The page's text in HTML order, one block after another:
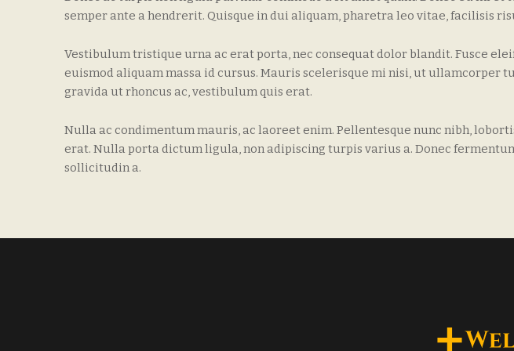
semper ante a hendrerit. Quisque in dui aliquam, pharetra leo vitae, facilisis
Vestibulum tristique urna ac erat porta, nec consequat dolor blandit. Fusce
euismod aliquam massa id cursus. Mauris scelerisque mi nisi, ut ullamcorper
gravida ut rhoncus ac, vestibulum quis erat.
Nulla ac condimentum mauris, ac laoreet enim. Pellentesque nunc nibh,
erat. Nulla porta dictum ligula, non adipiscing turpis varius a. Donec
sollicitudin a.